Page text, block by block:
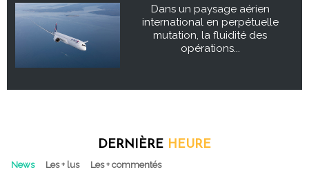
Dans un paysage aérien
international en perpétuelle
mutation, la fluidité des
opérations...
DERNIÈRE HEURE
News Les + lus Les + commentés